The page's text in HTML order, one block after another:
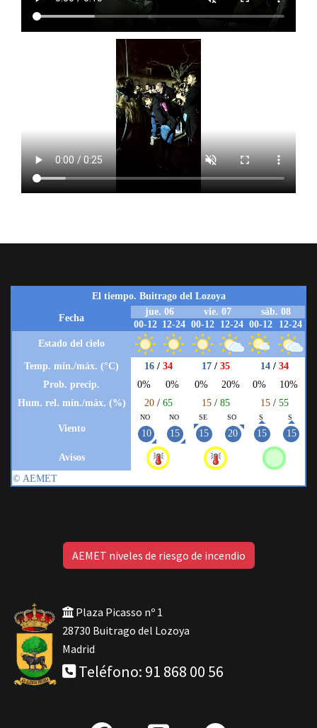
AEMET niveles de riesgo de incendio
Plaza Picasso nº 1
28730 Buitrago del Lozoya
Madrid
Teléfono: 91 868 00 56